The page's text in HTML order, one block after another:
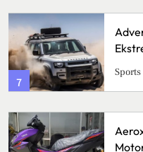
Offroad, Olahraga
Menguji Skill dan
Cybercity, Keunggulan
di Jalanan